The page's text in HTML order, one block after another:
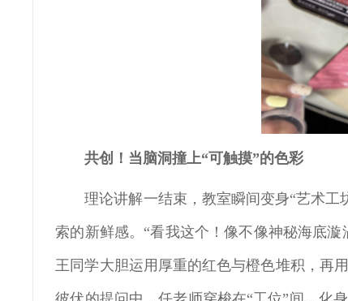
共创！当脑洞撞上“可触摸”的色彩
理论讲解一结束，教室瞬间变身“艺术
索的新鲜感。“看我这个！像不像神秘海底
王同学大胆运用厚重的红色与橙色堆积，再